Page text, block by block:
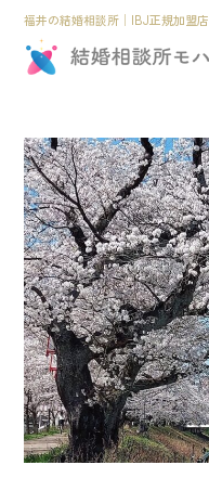
福井の結婚相談所│IBJ正規加盟店